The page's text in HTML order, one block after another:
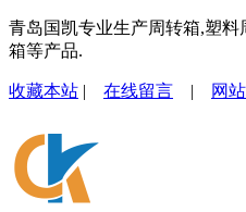
青岛国凯专业生产周转箱,塑
箱等产品.
收藏本站 | 在线留言 | 网